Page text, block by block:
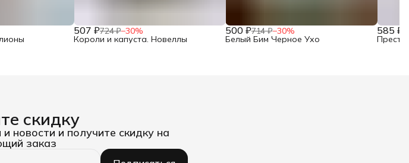
507 ₽724 ₽−30%
Короли и капуста. Новеллы
500 ₽714 ₽−30%
Белый Бим Черное Ухо
585 ₽
скидку
новости и получите скидку на
заказ